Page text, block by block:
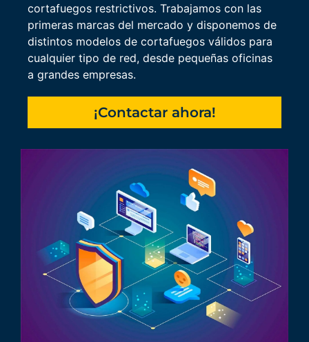
cortafuegos restrictivos. Trabajamos con las
primeras marcas del mercado y disponemos de
distintos modelos de cortafuegos válidos para
cualquier tipo de red, desde pequeñas oficinas
a grandes empresas.
¡Contactar ahora!